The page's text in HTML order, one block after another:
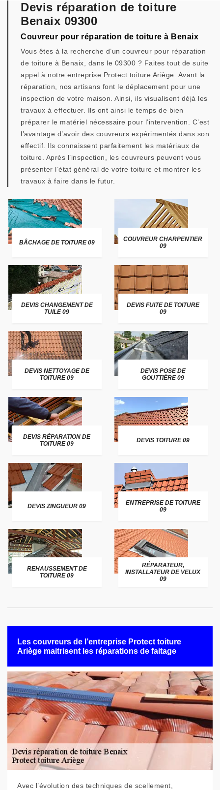
Devis réparation de toiture
Benaix 09300
Couvreur pour réparation de toiture à Benaix
Vous êtes à la recherche d’un couvreur pour réparation
de toiture à Benaix, dans le 09300 ? Faites tout de suite
appel à notre entreprise Protect toiture Ariège. Avant la
réparation, nos artisans font le déplacement pour une
inspection de votre maison. Ainsi, ils visualisent déjà les
travaux à effectuer. Ils ont ainsi le temps de bien
préparer le matériel nécessaire pour l’intervention. C’est
l’avantage d’avoir des couvreurs expérimentés dans son
effectif. Ils connaissent parfaitement les matériaux de
toiture. Après l’inspection, les couvreurs peuvent vous
présenter l’état général de votre toiture et montrer les
travaux à faire dans le futur.
BÂCHAGE DE TOITURE 09
COUVREUR CHARPENTIER
09
DEVIS CHANGEMENT DE
TUILE 09
DEVIS FUITE DE TOITURE
09
DEVIS NETTOYAGE DE
TOITURE 09
DEVIS POSE DE
GOUTTIÈRE 09
DEVIS RÉPARATION DE
TOITURE 09
DEVIS TOITURE 09
DEVIS ZINGUEUR 09
ENTREPRISE DE TOITURE
09
REHAUSSEMENT DE
TOITURE 09
RÉPARATEUR,
INSTALLATEUR DE VELUX
09
Les couvreurs de l’entreprise Protect toiture
Ariège maitrisent les réparations de faitage
Avec l’évolution des techniques de scellement,